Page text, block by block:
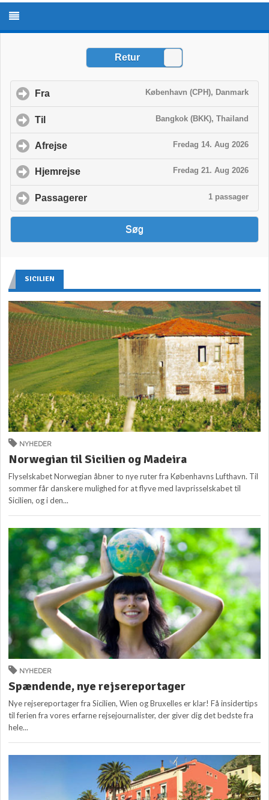
SICILIEN
NYHEDER
Norwegian til Sicilien og Madeira
Flyselskabet Norwegian åbner to nye ruter fra Københavns Lufthavn. Til
sommer får danskere mulighed for at flyve med lavprisselskabet til
Sicilien, og i den...
NYHEDER
Spændende, nye rejsereportager
Nye rejsereportager fra Sicilien, Wien og Bruxelles er klar! Få insidertips
til ferien fra vores erfarne rejsejournalister, der giver dig det bedste fra
hele...